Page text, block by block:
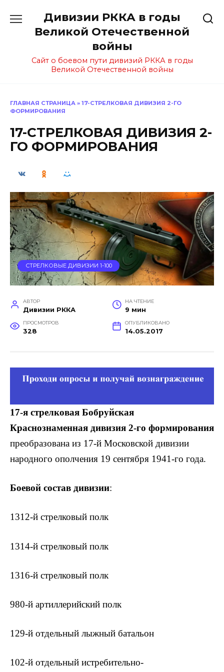
содержанию
Дивизии РККА в годы
Великой Отечественной
войны
Сайт о боевом пути дивизий РККА в годы
Великой Отечественной войны
ГЛАВНАЯ СТРАНИЦА » 17-СТРЕЛКОВАЯ ДИВИЗИЯ 2-ГО
ФОРМИРОВАНИЯ
17-СТРЕЛКОВАЯ ДИВИЗИЯ 2-
ГО ФОРМИРОВАНИЯ
СТРЕЛКОВЫЕ ДИВИЗИИ 1-100
АВТОР
Дивизии РККА
НА ЧТЕНИЕ
9 мин
ПРОСМОТРОВ
328
ОПУБЛИКОВАНО
14.05.2017
17-я стрелковая Бобруйская
Краснознаменная дивизия 2-го формирования
преобразована из 17-й Московской дивизии
народного ополчения 19 сентября 1941-го года.
Боевой состав дивизии:
1312-й стрелковый полк
1314-й стрелковый полк
1316-й стрелковый полк
980-й артиллерийский полк
129-й отдельный лыжный батальон
102-й отдельный истребительно-